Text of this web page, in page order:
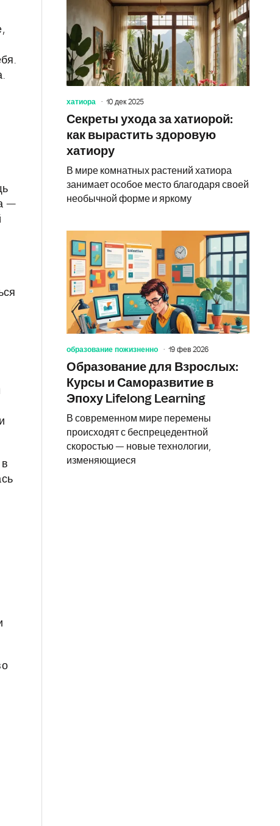
—
хатиора 10 дек 2025
Секреты ухода за хатиорой:
как вырастить здоровую
хатиору
В мире комнатных растений хатиора
занимает особое место благодаря своей
необычной форме и яркому
образование пожизненно 19 фев 2026
Образование для Взрослых:
Курсы и Саморазвитие в
Эпоху Lifelong Learning
В современном мире перемены
происходят с беспрецедентной
скоростью — новые технологии,
изменяющиеся